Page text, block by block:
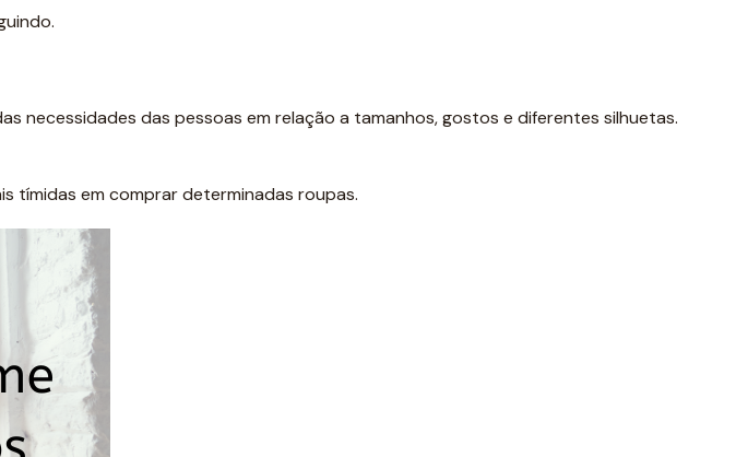
necessidades das pessoas em relação a tamanhos, gostos e diferentes silhuetas.
tímidas em comprar determinadas roupas.